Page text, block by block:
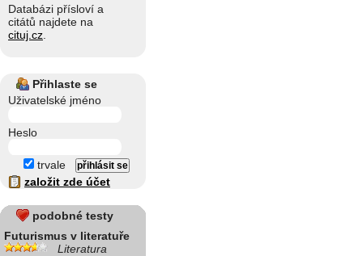
Databázi přísloví a
citátů najdete na
cituj.cz
Přihlaste se
Uživatelské jméno
Heslo
trvale
založit zde účet
podobné testy
Futurismus v literatuře
Literatura